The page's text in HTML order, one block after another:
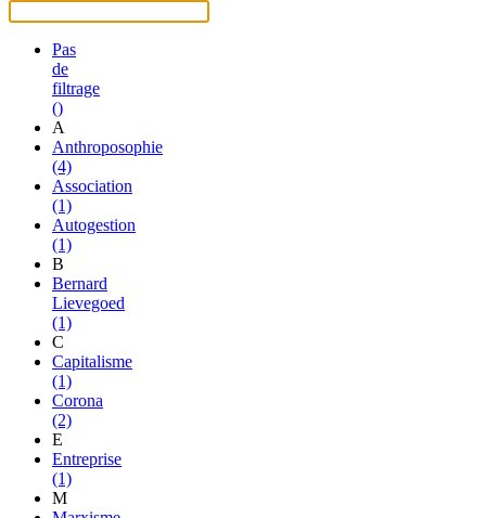
Pas
de
filtrage
()
A
Anthroposophie
(4)
Association
(1)
Autogestion
(1)
B
Bernard
Lievegoed
(1)
C
Capitalisme
(1)
Corona
(2)
E
Entreprise
(1)
M